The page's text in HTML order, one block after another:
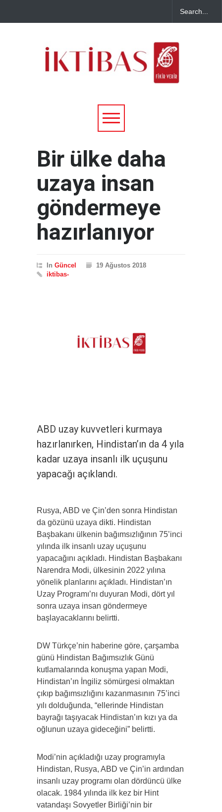
Bir ülke daha
uzaya insan
göndermeye
hazırlanıyor
In Güncel
19 Ağustos 2018
iktibas-
ABD uzay kuvvetleri kurmaya
hazırlanırken, Hindistan’ın da 4 yıla
kadar uzaya insanlı ilk uçuşunu
yapacağı açıklandı.
Rusya, ABD ve Çin’den sonra Hindistan
da gözünü uzaya dikti. Hindistan
Başbakanı ülkenin bağımsızlığının 75’inci
yılında ilk insanlı uzay uçuşunu
yapacağını açıkladı. Hindistan Başbakanı
Narendra Modi, ülkesinin 2022 yılına
yönelik planlarını açıkladı. Hindistan’ın
Uzay Programı’nı duyuran Modi, dört yıl
sonra uzaya insan göndermeye
başlayacaklarını belirtti.
DW Türkçe’nin haberine göre, çarşamba
günü Hindistan Bağımsızlık Günü
kutlamalarında konuşma yapan Modi,
Hindistan’ın İngiliz sömürgesi olmaktan
çıkıp bağımsızlığını kazanmasının 75’inci
yılı dolduğunda, “ellerinde Hindistan
bayrağı taşıyacak Hindistan’ın kızı ya da
oğlunun uzaya gideceğini” belirtti.
Modi’nin açıkladığı uzay programıyla
Hindistan, Rusya, ABD ve Çin’in ardından
insanlı uzay programı olan dördüncü ülke
olacak. 1984 yılında ilk kez bir Hint
vatandaşı Sovyetler Birliği’nin bir